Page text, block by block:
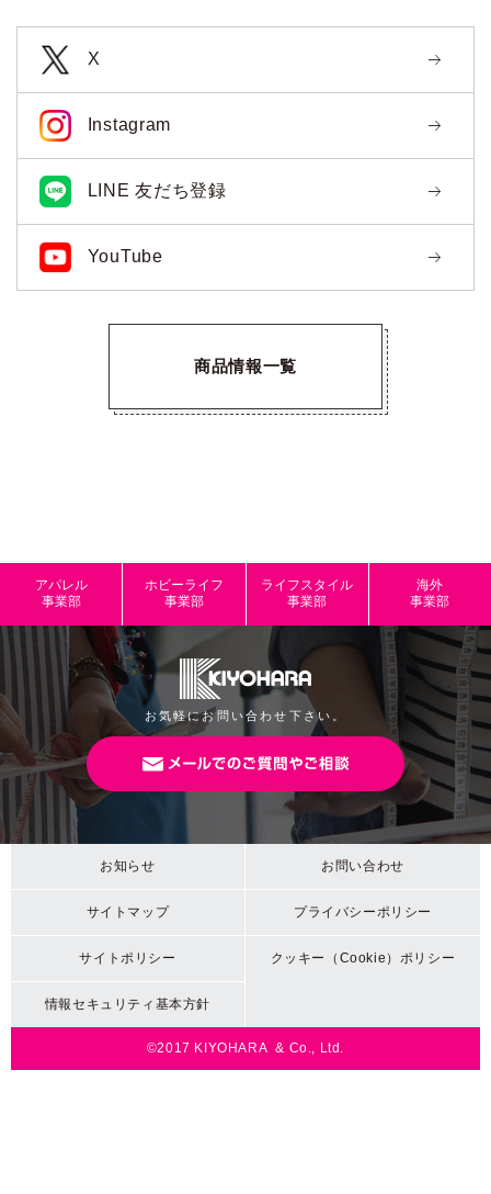
X
Instagram
LINE 友だち登録
YouTube
商品情報一覧
アパレル
事業部
ホビーライフ
事業部
ライフスタイル
事業部
海外
事業部
お気軽にお問い合わせ下さい。
お知らせ お問い合わせ
サイトマップ プライバシーポリシー
サイトポリシー クッキー（Cookie）ポリシー
情報セキュリティ基本方針
©2017 KIYOHARA & Co., Ltd.